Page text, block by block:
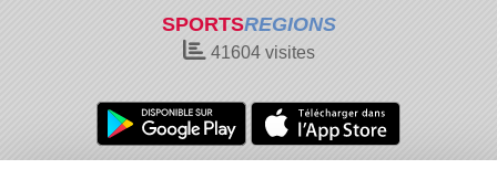
SPORTSREGIONS
41604visites